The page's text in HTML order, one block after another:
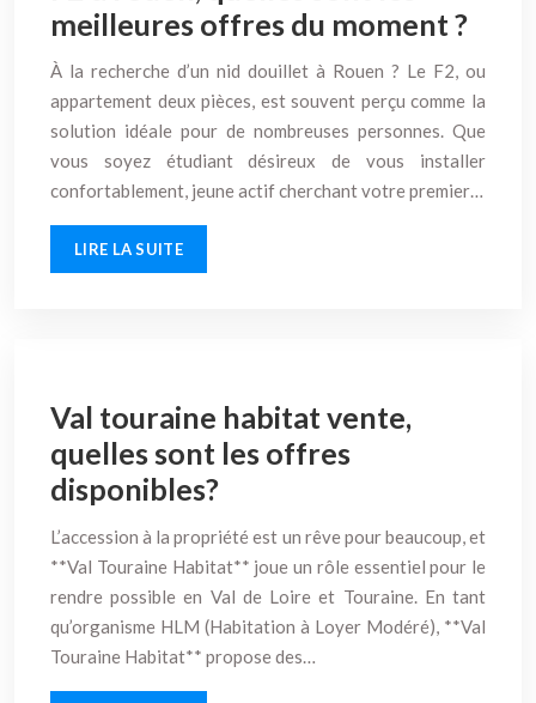
meilleures offres du moment ?
À la recherche d’un nid douillet à Rouen ? Le F2, ou
appartement deux pièces, est souvent perçu comme la
solution idéale pour de nombreuses personnes. Que
vous soyez étudiant désireux de vous installer
confortablement, jeune actif cherchant votre premier…
LIRE LA SUITE
Val touraine habitat vente,
quelles sont les offres
disponibles?
L’accession à la propriété est un rêve pour beaucoup, et
**Val Touraine Habitat** joue un rôle essentiel pour le
rendre possible en Val de Loire et Touraine. En tant
qu’organisme HLM (Habitation à Loyer Modéré), **Val
Touraine Habitat** propose des…